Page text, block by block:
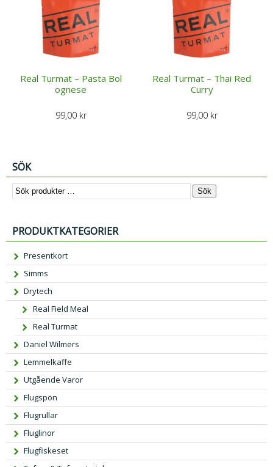
Real Turmat – Pasta Bol
ognese
99,00 kr
Real Turmat – Thai Red
Curry
99,00 kr
SÖK
Sök
PRODUKTKATEGORIER
Presentkort
Simms
Drytech
Real Field Meal
Real Turmat
Daniel Wilmers
Lemmelkaffe
Utgående Varor
Flugspön
Flugrullar
Fluglinor
Flugfiskeset